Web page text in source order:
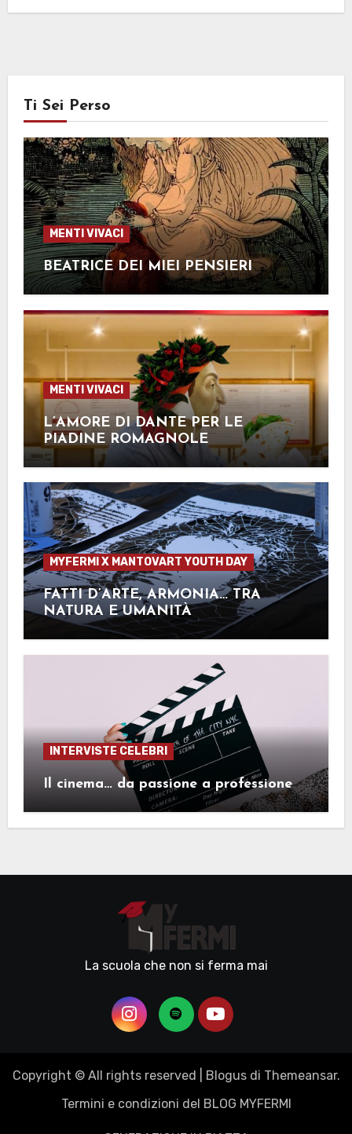
Ti Sei Perso
MENTI VIVACI
BEATRICE DEI MIEI PENSIERI
MENTI VIVACI
L’AMORE DI DANTE PER LE
PIADINE ROMAGNOLE
MYFERMI X MANTOVART YOUTH DAY
FATTI D’ARTE, ARMONIA… TRA
NATURA E UMANITÀ
INTERVISTE CELEBRI
Il cinema… da passione a professione
La scuola che non si ferma mai
Copyright © All rights reserved Blogusdi Themeansar.
Termini e condizioni del BLOG MYFERMI